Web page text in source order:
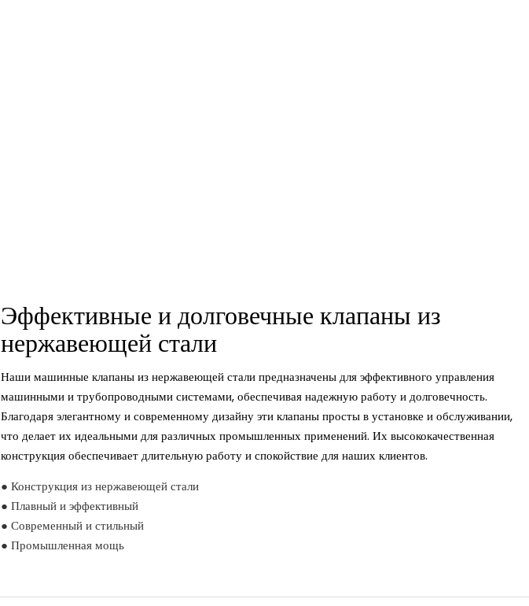
Эффективные и долговечные клапаны из
нержавеющей стали
Наши машинные клапаны из нержавеющей стали предназначены для эффективного управления
машинными и трубопроводными системами, обеспечивая надежную работу и долговечность.
Благодаря элегантному и современному дизайну эти клапаны просты в установке и обслуживании,
что делает их идеальными для различных промышленных применений. Их высококачественная
конструкция обеспечивает длительную работу и спокойствие для наших клиентов.
● Конструкция из нержавеющей стали
● Плавный и эффективный
● Современный и стильный
● Промышленная мощь